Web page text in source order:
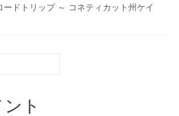
ードトリップ ～ コネティカット州ケイ
ト